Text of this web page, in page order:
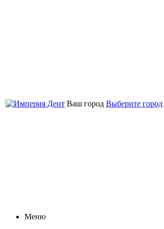
Ваш город Выберите город
Меню